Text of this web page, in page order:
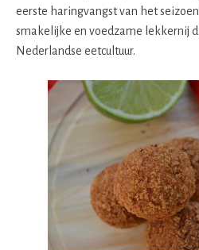
eerste haringvangst van het
smakelijke en voedzame lekkernij
Nederlandse eetcultuur.